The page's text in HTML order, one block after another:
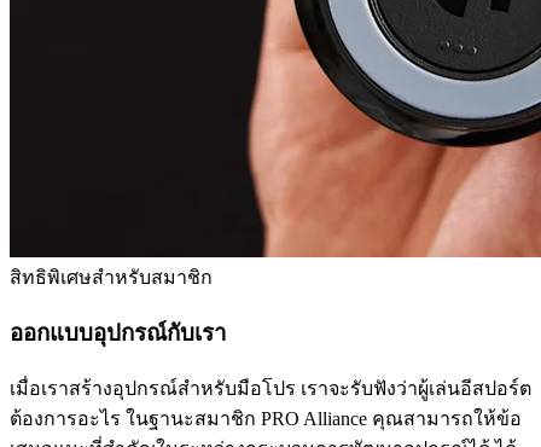
สิทธิพิเศษสำหรับสมาชิก
ออกแบบอุปกรณ์กับเรา
เมื่อเราสร้างอุปกรณ์สำหรับมือโปร เราจะรับฟังว่าผู้เล่นอีสปอร์ต
ต้องการอะไร ในฐานะสมาชิก PRO Alliance คุณสามารถให้ข้อ